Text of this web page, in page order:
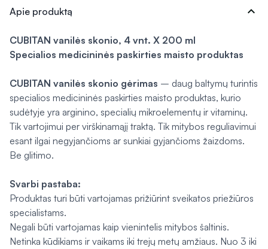
Apie produktą expand_more
CUBITAN vanilės skonio, 4 vnt. X 200 ml
Specialios medicininės paskirties maisto produktas
CUBITAN vanilės skonio gėrimas – daug baltymų turintis
specialios medicininės paskirties maisto produktas, kurio
sudėtyje yra arginino, specialių mikroelementų ir vitaminų.
Tik vartojimui per virškinamąjį traktą. Tik mitybos reguliavimui
esant ilgai negyjančioms ar sunkiai gyjančioms žaizdoms.
Be glitimo.
Svarbi pastaba:
Produktas turi būti vartojamas prižiūrint sveikatos priežiūros
specialistams.
Negali būti vartojamas kaip vienintelis mitybos šaltinis.
Netinka kūdikiams ir vaikams iki trejų metų amžiaus. Nuo 3 iki